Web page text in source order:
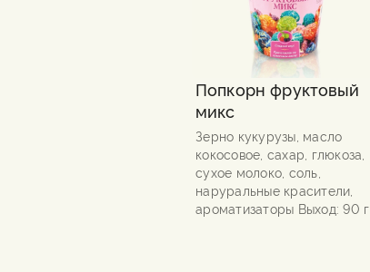
Попкорн фруктовый
микс
Зерно кукурузы, масло
кокосовое, сахар, глюкоза,
сухое молоко, соль,
наруральные красители,
ароматизаторы Выход: 90 г